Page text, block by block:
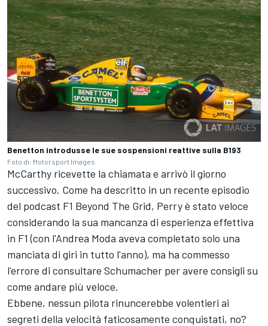
Benetton introdusse le sue sospensioni reattive sulla B193
Foto di: Motorsport Images
McCarthy ricevette la chiamata e arrivò il giorno
successivo. Come ha descritto in un recente episodio
del podcast F1 Beyond The Grid, Perry è stato veloce
considerando la sua mancanza di esperienza effettiva
in F1 (con l'Andrea Moda aveva completato solo una
manciata di giri in tutto l'anno), ma ha commesso
l'errore di consultare Schumacher per avere consigli su
come andare più veloce.
Ebbene, nessun pilota rinuncerebbe volentieri ai
segreti della velocità faticosamente conquistati, no?